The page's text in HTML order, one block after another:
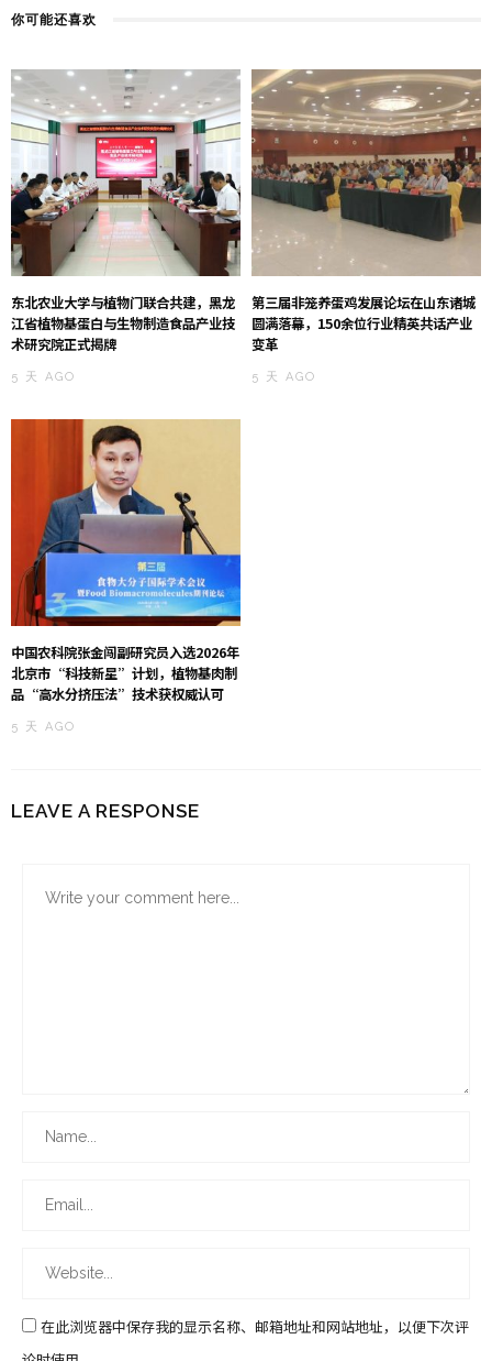
你可能还喜欢
东北农业大学与植物门联合共建，黑龙
江省植物基蛋白与生物制造食品产业技
术研究院正式揭牌
5 天 AGO
第三届非笼养蛋鸡发展论坛在山东诸城
圆满落幕，150余位行业精英共话产业
变革
5 天 AGO
中国农科院张金闯副研究员入选2026年
北京市“科技新星”计划，植物基肉制
品“高水分挤压法”技术获权威认可
5 天 AGO
LEAVE A RESPONSE
在此浏览器中保存我的显示名称、邮箱地址和网站地址，以便下次评